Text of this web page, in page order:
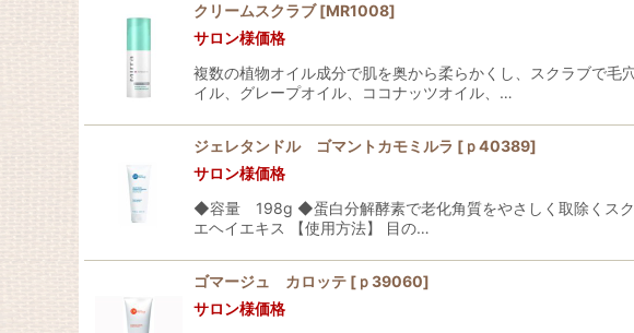
クリームスクラブ [MR1008]
サロン様価格
複数の植物オイル成分で肌を奥から柔らかくし、スクラブで
イル、グレープオイル、ココナッツオイル、…
ジェレタンドル ゴマントカモミルラ [ ｐ40389]
サロン様価格
◆容量 198g ◆蛋白分解酵素で老化角質をやさしく取除くス
エヘイエキス 【使用方法】 目の…
ゴマージュ カロッテ [ ｐ39060]
サロン様価格